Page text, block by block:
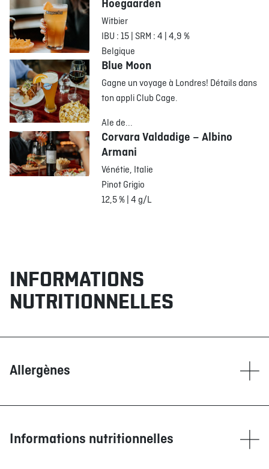
Hoegaarden
Witbier
IBU : 15 | SRM : 4 | 4,9 %
Belgique
Blue Moon
Gagne un voyage à Londres! Détails dans
ton appli Club Cage.
Ale de...
Corvara Valdadige – Albino
Armani
Vénétie, Italie
Pinot Grigio
12,5 % | 4 g/L
INFORMATIONS
NUTRITIONNELLES
Allergènes
Maïs
Oeufs
Informations nutritionnelles